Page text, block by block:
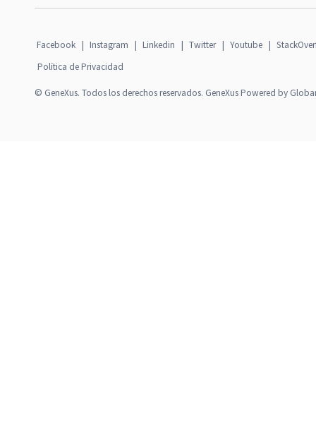
Facebook | Instagram | Linkedin | Twitter | Youtube |
Política de Privacidad
© GeneXus. Todos los derechos reservados. GeneXus Powered by